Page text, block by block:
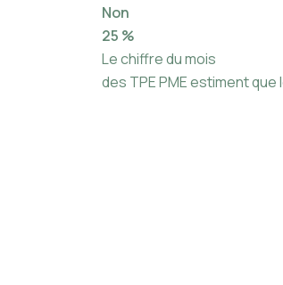
Non
25 %
Le chiffre du mois
des TPE PME estiment